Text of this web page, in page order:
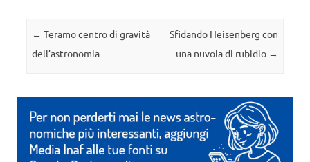
Navigazione articolo
← Teramo centro di gravità
dell’astronomia
Sfidando Heisenberg con
una nuvola di rubidio →